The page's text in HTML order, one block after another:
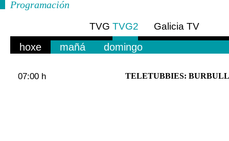
Programación
TVG TVG2
Galicia TV
hoxe mañá domingo
07:00 h TELETUBBIES: